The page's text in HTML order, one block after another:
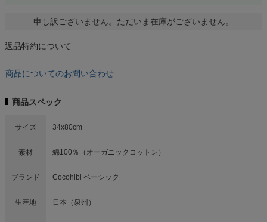
申し訳ございません。ただいま在庫がございません。
返品特約について
商品についてのお問い合わせ
商品スペック
サイズ 34x80cm
素材 綿100％（オーガニックコットン）
ブランド Cocohibi ベーシック
生産地 日本（泉州）